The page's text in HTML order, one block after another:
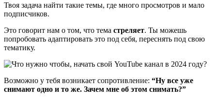
Твоя задача найти такие темы, где много просмотров и мало
подписчиков.
Это говорит нам о том, что тема стреляет. Ты можешь
попробовать адаптировать это под себя, переснять под свою
тематику.
Возможно у тебя возникает сопротивление: “Ну все уже
снимают одно и то же. Зачем мне об этом снимать?”